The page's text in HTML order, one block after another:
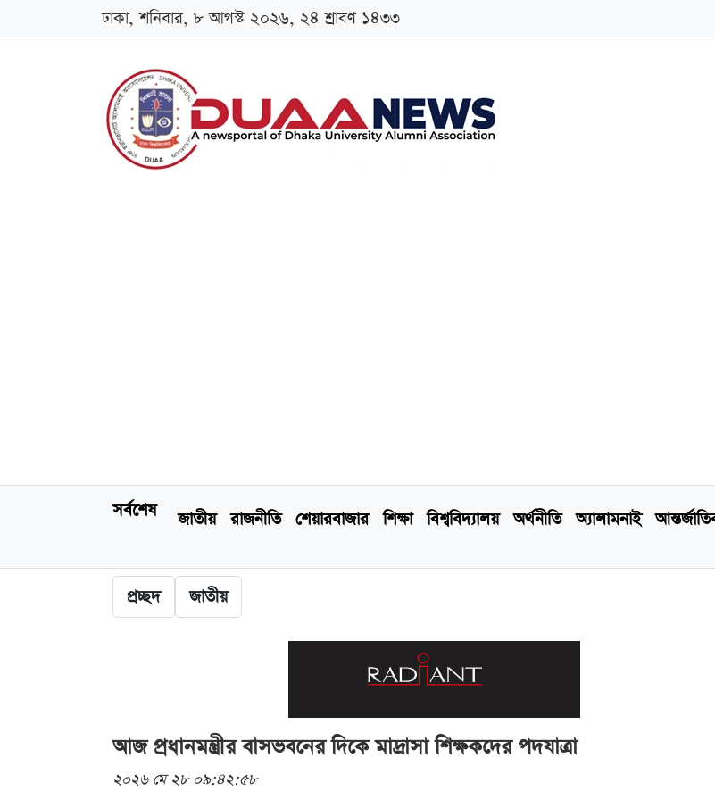
ঢাকা, শনিবার, ৮ আগস্ট ২০২৬, ২৪ শ্রাবণ ১৪৩৩
সর্বশেষ জাতীয় রাজনীতি শেয়ারবাজার শিক্ষা বিশ্ববিদ্যালয় অর্থনীতি অ্যালামনাই
প্রচ্ছদ জাতীয়
আজ প্রধানমন্ত্রীর বাসভবনের দিকে মাদ্রাসা শিক্ষকদের পদযাত্রা
২০২৬ মে ২৮ ০৯:৪২:৫৮